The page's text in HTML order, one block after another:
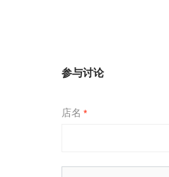
参与讨论
店名 *